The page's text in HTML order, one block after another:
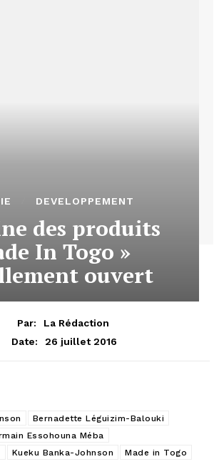
DEVELOPPEMENT
des produits
In Togo »
ouvert
Par:
La Rédaction
Date:
26 juillet 2016
Bernadette Léguizim-Balouki
Essohouna Méba
Kueku Banka-Johnson Made in Togo